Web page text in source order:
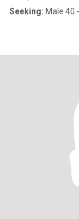
Seeking: Male 40